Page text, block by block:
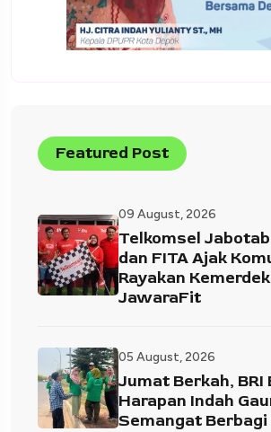
Featured Post
09 August, 2026
Telkomsel
dan FITA Ajak
Rayakan
JawaraFit
05 August, 2026
Jumat Berkah, BRI
Harapan Indah
Semangat Berbagi